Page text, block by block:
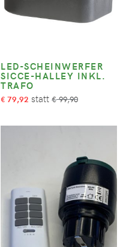
LED-SCHEINWERFER
SICCE-HALLEY INKL.
TRAFO
€ 79,92 €99,90